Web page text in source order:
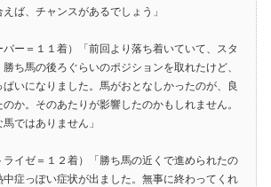
ば、チャンスがあるでしょう」
ー＝１１着）「前回より落ち着いていて、スタ
ち馬の後ろぐらいのポジションを取れたけど、
いになりました。馬がおとなしかったのが、良
か。そのあたりが影響したのかもしれません。
ではありません」
イゼ＝１２着）「勝ち馬の近くで進められたの
症っぽい症状が出ました。無事に終わってくれ